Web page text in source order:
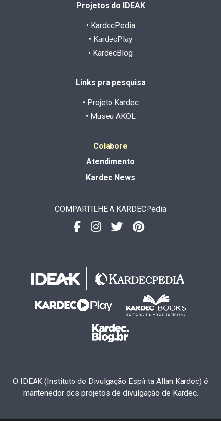
Projetos do IDEAK
• KardecPedia
• KardecPlay
• KardecBlog
Links pra pesquisa
• Projeto Kardec
• Museu AKOL
Colabore
Atendimento
Kardec News
COMPARTILHE A KARDECPedia
O IDEAK (Instituto de Divulgação Espírita Allan Kardec) é
mantenedor dos projetos de divulgação de Kardec.